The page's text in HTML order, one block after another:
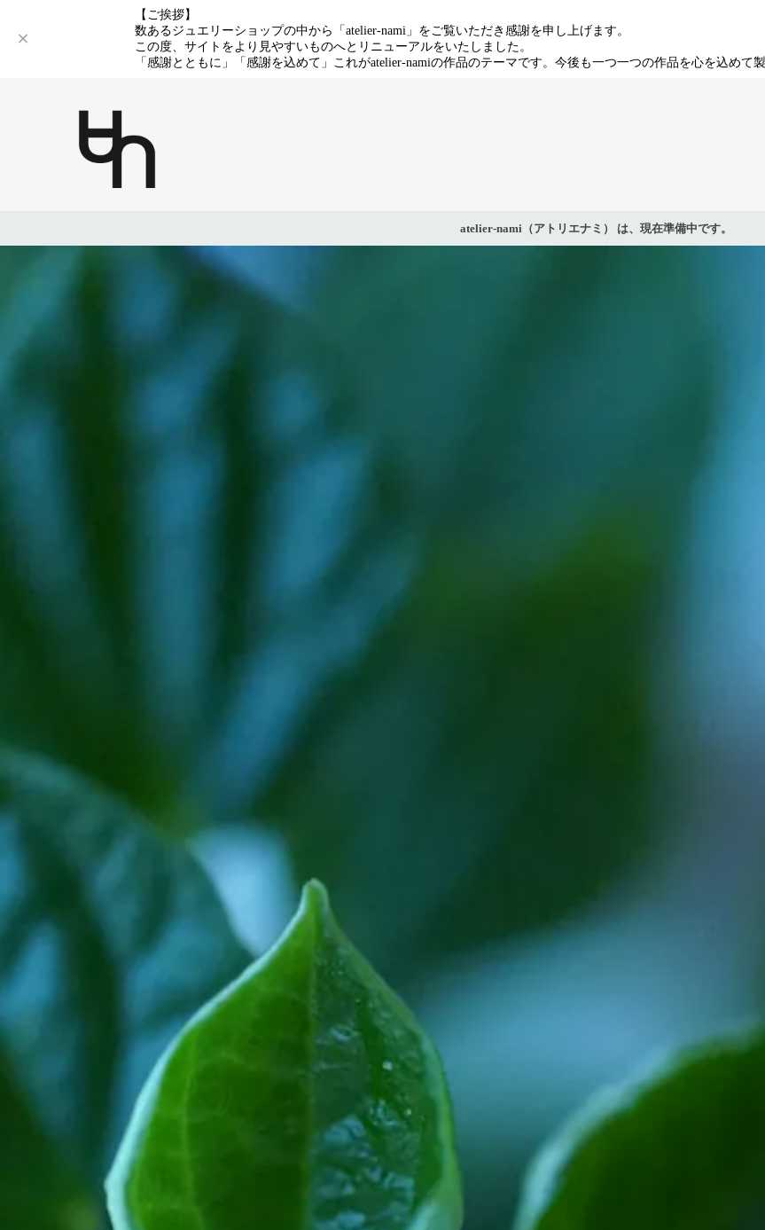
【ご挨拶】
数あるジュエリーショップの中から「 atelier-nami」をご覧いただき感謝を申し上げます。
この度、サイトをより見やすいものへとリニューアルをいたしました。
「感謝とともに」「感謝を込めて」これがatelier-namiの作品のテーマです。今後も一つ一つの作品を心を込めて
atelier-nami（アトリエナミ） は、現在準備中です。